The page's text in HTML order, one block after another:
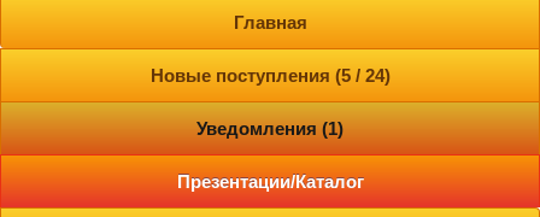
Главная
Новые поступления (5 / 24)
Уведомления (1)
Презентации/Каталог